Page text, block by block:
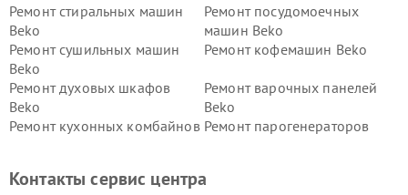
Ремонт стиральных машин
Beko
Ремонт посудомоечных
машин Beko
Ремонт сушильных машин
Beko
Ремонт кофемашин Beko
Ремонт духовых шкафов
Beko
Ремонт варочных панелей
Beko
Ремонт кухонных комбайнов Ремонт парогенераторов
Ремонт холодильников Beko Ремонт морозильных камер
Контакты сервис центра